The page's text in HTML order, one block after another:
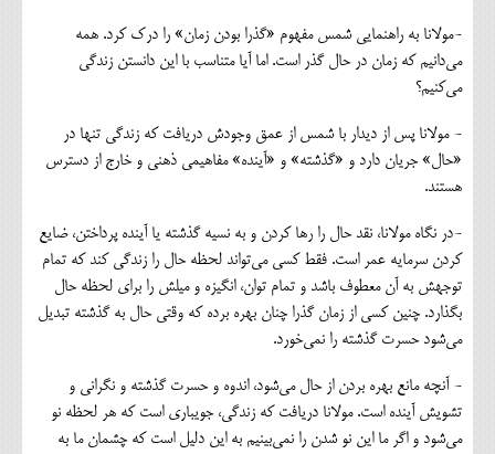
-مولانا به راهنمایی شمس مفهوم «گذرا بودن زمان» را درک کرد. همه
می‌دانیم که زمان در حال گذر است. اما آیا متناسب با این دانستن زندگی
می‌کنیم؟
- مولانا پس از دیدار با شمس از عمق وجودش دریافت که زندگی تنها در
«حال» جریان دارد و «گذشته» و «آینده» مفاهیمی ذهنی و خارج از دسترس
هستند.
-در نگاه مولانا، نقد حال را رها کردن و به نسیه گذشته یا آینده پرداختن، ضایع
کردن سرمایه عمر است. فقط کسی می‌تواند لحظه حال را زندگی کند که تمام
توجهش به آن معطوف باشد و تمام توان، انگیزه و میلش را برای لحظه حال
بگذارد. چنین کسی از زمان گذرا چنان بهره برده که وقتی حال به گذشته تبدیل
می‌شود حسرت گذشته را نمی‌خورد.
- آنچه مانع بهره بردن از حال می‌شود، اندوه و حسرت گذشته و نگرانی و
تشویش آینده است. مولانا دریافت که زندگی، جویباری است که هر لحظه نو
می‌شود و اگر ما این نو شدن را نمی‌بینیم به این دلیل است که چشمان ما به